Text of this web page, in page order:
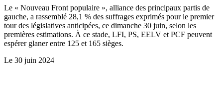
Le « Nouveau Front populaire », alliance des principaux partis de
gauche, a rassemblé 28,1 % des suffrages exprimés pour le premier
tour des législatives anticipées, ce dimanche 30 juin, selon les
premières estimations. À ce stade, LFI, PS, EELV et PCF peuvent
espérer glaner entre 125 et 165 sièges.
Le 30 juin 2024